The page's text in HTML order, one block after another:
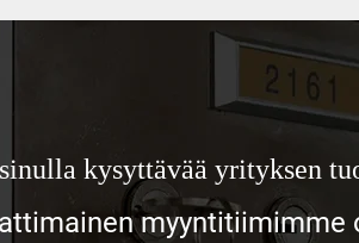
kysyttävää yrityksen
myyntitiimimme